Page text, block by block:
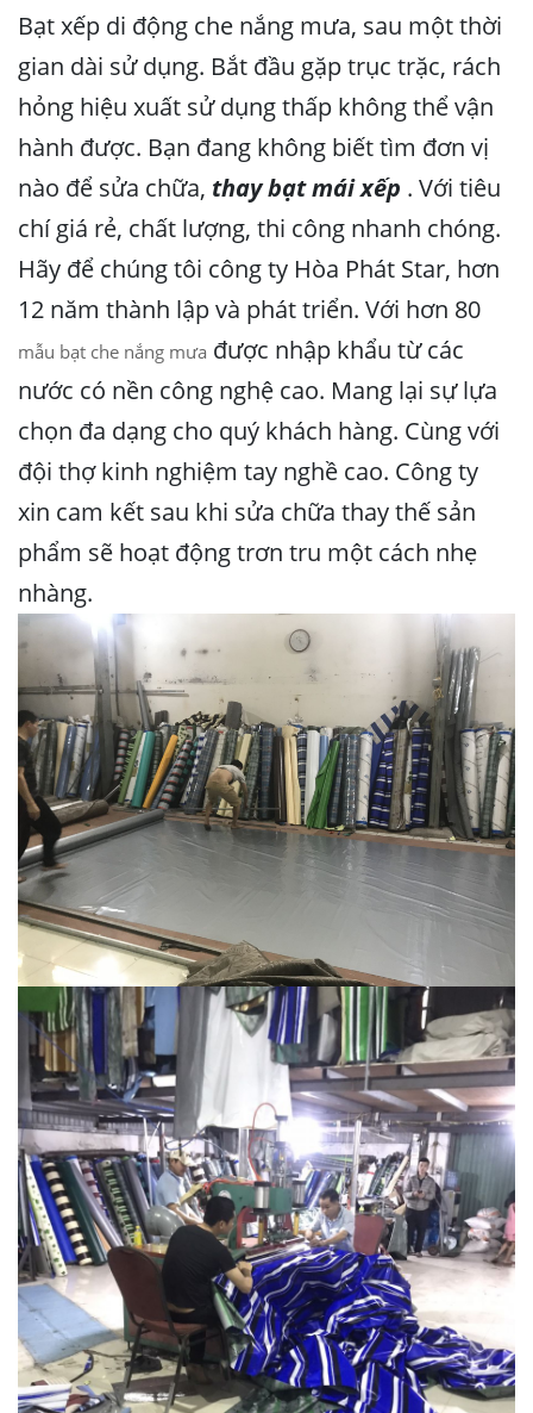
Bạt xếp di động che nắng mưa, sau một thời
gian dài sử dụng. Bắt đầu gặp trục trặc, rách
hỏng hiệu xuất sử dụng thấp không thể vận
hành được. Bạn đang không biết tìm đơn vị
nào để sửa chữa, thay bạt mái xếp . Với tiêu
chí giá rẻ, chất lượng, thi công nhanh chóng.
Hãy để chúng tôi công ty Hòa Phát Star, hơn
12 năm thành lập và phát triển. Với hơn 80
mẫu bạt che nắng mưa được nhập khẩu từ các
nước có nền công nghệ cao. Mang lại sự lựa
chọn đa dạng cho quý khách hàng. Cùng với
đội thợ kinh nghiệm tay nghề cao. Công ty
xin cam kết sau khi sửa chữa thay thế sản
phẩm sẽ hoạt động trơn tru một cách nhẹ
nhàng.